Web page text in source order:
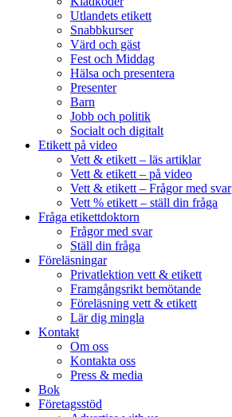
Utlandets etikett
Snabbkurser
Värd och gäst
Fest och Middag
Hälsa och presentera
Presenter
Barn
Jobb och politik
Socialt och digitalt
Etikett på video
Vett & etikett – läs artiklar
Vett & etikett – på video
Vett & etikett – Frågor med svar
Vett % etikett – ställ din fråga
Fråga etikettdoktorn
Frågor med svar
Ställ din fråga
Föreläsningar
Privatlektion vett & etikett
Framgångsrikt bemötande
Föreläsning vett & etikett
Lär dig mingla
Kontakt
Om oss
Kontakta oss
Press & media
Bok
Företagsstöd